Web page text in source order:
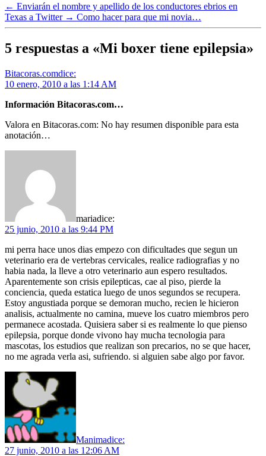
← Enviarán el nombre y apellido de los conductores ebrios en
Texas a Twitter → Como hacer para que mi novia…
5 respuestas a «Mi boxer tiene epilepsia»
Bitacoras.comdice:
10 enero, 2010 a las 1:14 AM
Información Bitacoras.com…
Valora en Bitacoras.com: No hay resumen disponible para esta
anotación…
mariadice:
25 junio, 2010 a las 9:44 PM
mi perra hace unos dias empezo con dificultades que segun un
veterinario era de vertebras cervicales, realice radiografias y no
habia nada, la lleve a otro veterinario aun espero resultados.
Aparentemente son crisis epilepticas, cae al piso, pierde la
conciencia, queda estatica luego de unos segundos se recupera.
Estoy angustiada porque se demoran mucho, recien le hicieron
analisis, actualmente no camina, mueve los cuatro miembros pero
permanece acostada. Quisiera saber si es realmente lo que pienso
epilepsia, porque donde vivono hay mucha tecnologia para
mascotas, los estudios que realizan son precarios, no se que hacer,
no me agrada verla asi, sufriendo. si alguien sabe algo por favor.
Manimadice:
27 junio, 2010 a las 12:06 AM